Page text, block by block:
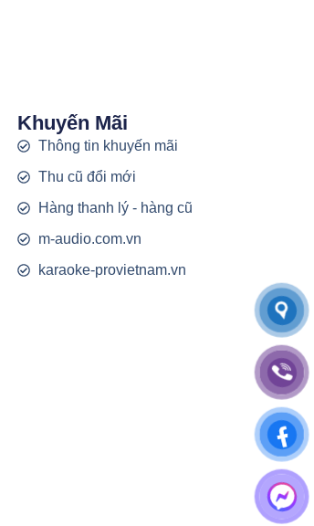
Khuyến Mãi
Thông tin khuyến mãi
Thu cũ đổi mới
Hàng thanh lý - hàng cũ
m-audio.com.vn
karaoke-provietnam.vn